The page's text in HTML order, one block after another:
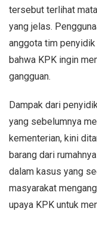
tersebut terlihat
yang jelas.
anggota tim penyidik
bahwa KPK ingin
gangguan.
Dampak dari
yang sebelumnya
kementerian, kini
barang dari
dalam kasus yang
masyarakat
upaya KPK untuk